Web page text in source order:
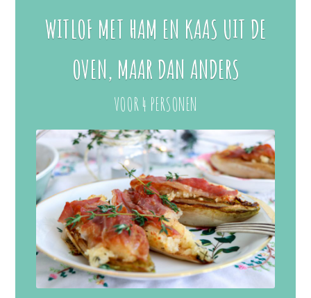
WITLOF MET HAM EN KAAS UIT DE
OVEN, MAAR DAN ANDERS
VOOR 4 PERSONEN